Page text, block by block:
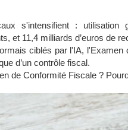
s'intensifient : utilisation
et 11,4 milliards d’euros de
ciblés par l'IA,
d’un contrôle fiscal.
de Conformité Fiscale ?